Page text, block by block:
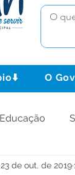
O
Educação
23 de out. de 2019